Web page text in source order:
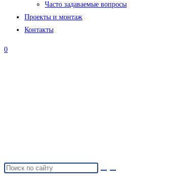
Часто задаваемые вопросы
Проекты и монтаж
Контакты
0